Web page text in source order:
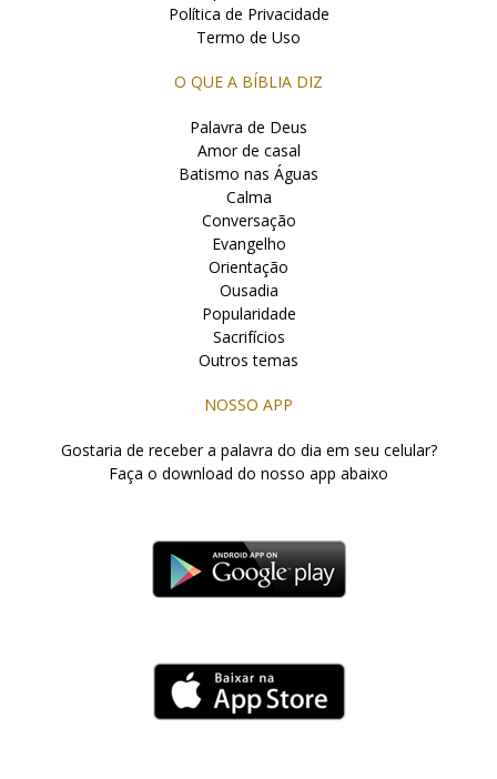
Política de Privacidade
Termo de Uso
O QUE A BÍBLIA DIZ
Palavra de Deus
Amor de casal
Batismo nas Águas
Calma
Conversação
Evangelho
Orientação
Ousadia
Popularidade
Sacrifícios
Outros temas
NOSSO APP
Gostaria de receber a palavra do dia em seu celular?
Faça o download do nosso app abaixo